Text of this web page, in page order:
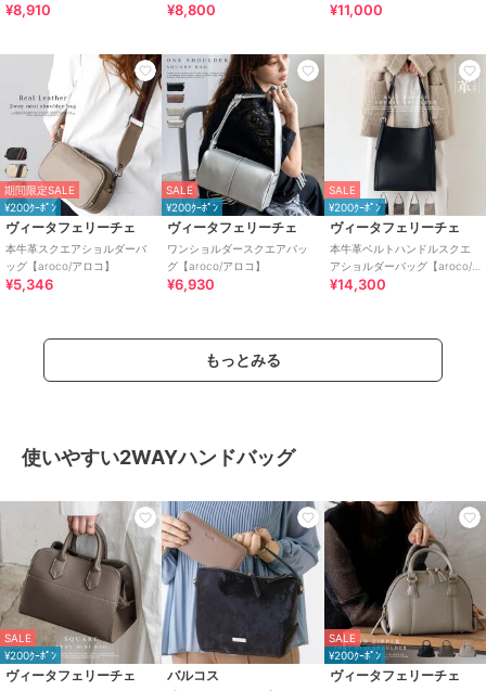
¥8,910 ¥8,800 ¥11,000
期間限定SALE
¥200ｸｰﾎﾟﾝ
ヴィータフェリーチェ
本牛革スクエアショルダーバ
ッグ【aroco/アロコ】
¥5,346
SALE
¥200ｸｰﾎﾟﾝ
ヴィータフェリーチェ
ワンショルダースクエアバッ
グ【aroco/アロコ】
¥6,930
SALE
¥200ｸｰﾎﾟﾝ
ヴィータフェリーチェ
本牛革ベルトハンドルスクエ
アショルダーバッグ【aroco/
アロコ】
¥14,300
もっとみる
使いやすい2WAYハンドバッグ
SALE
¥200ｸｰﾎﾟﾝ
ヴィータフェリーチェ バルコス
SALE
¥200ｸｰﾎﾟﾝ
ヴィータフェリーチェ